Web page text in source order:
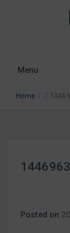
Menu
析：成分
Home / /
Posted on